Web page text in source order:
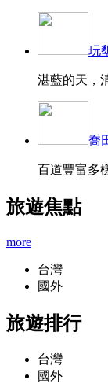
玩
湛藍的天，
喬
百道豐富多
旅遊焦點
more
台灣
國外
旅遊排行
台灣
國外